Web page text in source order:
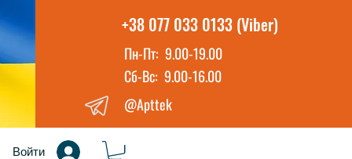
+38 077 033 0133 (Viber)
Пн-Пт: 9.00-19.00
Сб-Вс: 9.00-16.00
@Apttek
Войти